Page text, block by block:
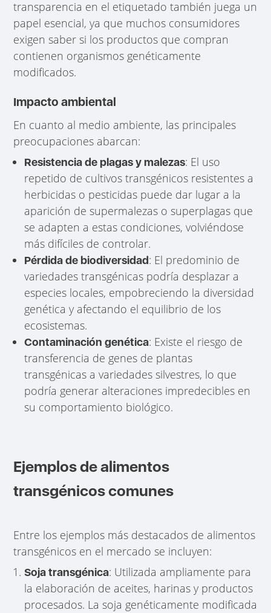
transparencia en el etiquetado también juega un
papel esencial, ya que muchos consumidores
exigen saber si los productos que compran
contienen organismos genéticamente
modificados.
Impacto ambiental
En cuanto al medio ambiente, las principales
preocupaciones abarcan:
Resistencia de plagas y malezas: El uso
repetido de cultivos transgénicos resistentes a
herbicidas o pesticidas puede dar lugar a la
aparición de supermalezas o superplagas que
se adapten a estas condiciones, volviéndose
más difíciles de controlar.
Pérdida de biodiversidad: El predominio de
variedades transgénicas podría desplazar a
especies locales, empobreciendo la diversidad
genética y afectando el equilibrio de los
ecosistemas.
Contaminación genética: Existe el riesgo de
transferencia de genes de plantas
transgénicas a variedades silvestres, lo que
podría generar alteraciones impredecibles en
su comportamiento biológico.
Ejemplos de alimentos
transgénicos comunes
Entre los ejemplos más destacados de alimentos
transgénicos en el mercado se incluyen:
Soja transgénica: Utilizada ampliamente para
la elaboración de aceites, harinas y productos
procesados. La soja genéticamente modificada